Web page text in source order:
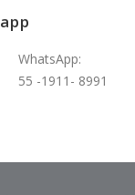
WhatsApp:
55 -1911- 8991